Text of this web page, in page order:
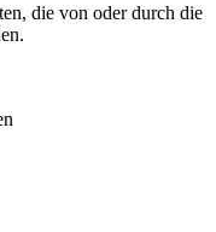
die von oder durch die